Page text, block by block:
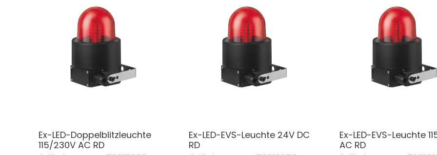
Ex-LED-Doppelblitzleuchte
115/230V AC RD
Ex-LED-EVS-Leuchte 24V DC
RD
Ex-LED-EVS-Leuchte
AC RD